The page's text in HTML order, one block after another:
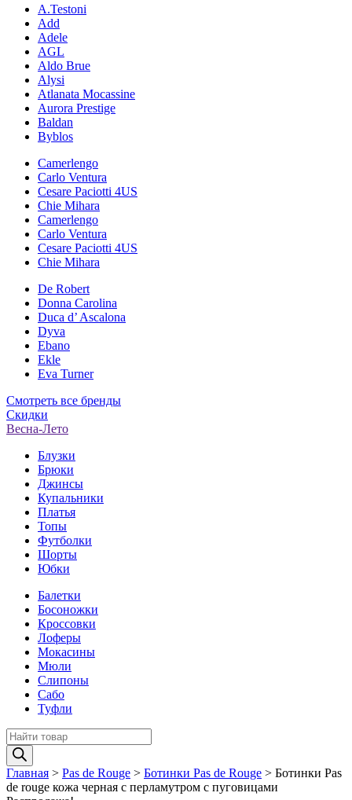
A.Testoni
Add
Adele
AGL
Aldo Brue
Alysi
Atlanata Mocassine
Aurora Prestige
Baldan
Byblos
Camerlengo
Carlo Ventura
Cesare Paciotti 4US
Chie Mihara
Camerlengo
Carlo Ventura
Cesare Paciotti 4US
Chie Mihara
De Robert
Donna Carolina
Duca d’ Ascalona
Dyva
Ebano
Ekle
Eva Turner
Смотреть все бренды
Скидки
Весна-Лето
Блузки
Брюки
Джинсы
Купальники
Платья
Топы
Футболки
Шорты
Юбки
Балетки
Босоножки
Кроссовки
Лоферы
Мокасины
Мюли
Слипоны
Сабо
Туфли
Поиск
товаров
Главная > Pas de Rouge > Ботинки Pas de Rouge > Ботинки Pas
de rouge кожа черная с перламутром с пуговицами